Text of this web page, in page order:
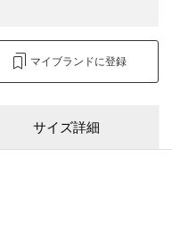
マイブランドに登録
サイズ詳細